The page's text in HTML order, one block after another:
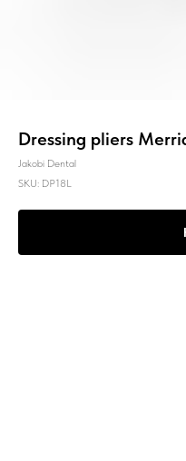
Dressing pliers
Jakobi Dental
SKU: DP18L